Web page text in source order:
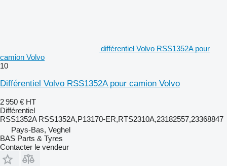
différentiel Volvo RSS1352A pour
camion Volvo
10
Différentiel Volvo RSS1352A pour camion Volvo
2 950 € HT
Différentiel
RSS1352A RSS1352A,P13170-ER,RTS2310A,23182557,23368847
Pays-Bas, Veghel
BAS Parts & Tyres
Contacter le vendeur